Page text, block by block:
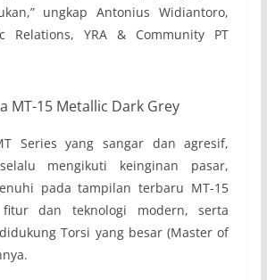
ungkap Antonius Widiantoro,
Relations, YRA & Community PT
MT-15 Metallic Dark Grey
Series yang sangar dan agresif,
mengikuti keinginan pasar,
pada tampilan terbaru MT-15
dan teknologi modern, serta
Torsi yang besar (Master of